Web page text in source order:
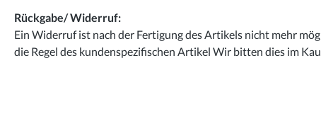
Rückgabe/ Widerruf:
Ein Widerruf ist nach der Fertigung des Artikels nicht mehr
die Regel des kundenspezifischen Artikel Wir bitten dies im